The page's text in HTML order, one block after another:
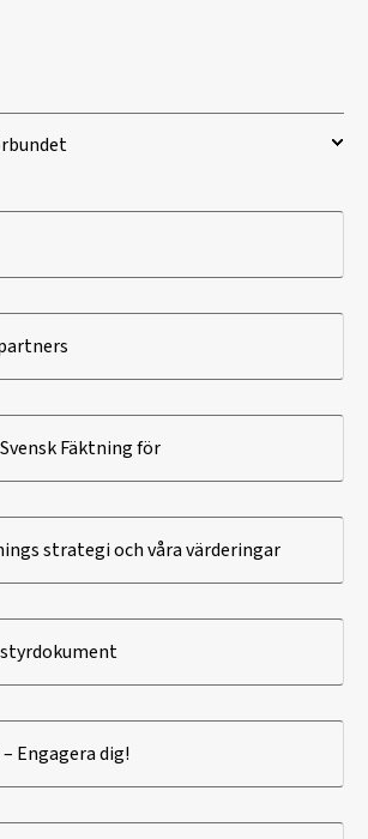
Fäktning för
strategi och våra värderingar
Engagera dig!